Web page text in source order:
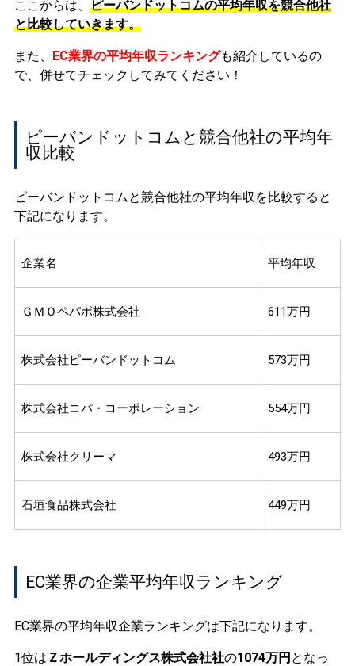
ここからは、 ピーバンドットコムの平均年収を競合他社
と比較していきます。
また、 EC業界の平均年収ランキングも紹介しているの
で、併せてチェックしてみてください！
ピーバンドットコムと競合他社の平均年
収比較
ピーバンドットコムと競合他社の平均年収を比較すると
下記になります。
企業名 平均年収
ＧＭＯペパボ株式会社 611万円
株式会社ピーバンドットコム 573万円
株式会社コパ・コーポレーション 554万円
株式会社クリーマ 493万円
石垣食品株式会社 449万円
EC業界の企業平均年収ランキング
EC業界の平均年収企業ランキングは下記になります。
1位は Ｚホールディングス株式会社社の1074万円 となっ